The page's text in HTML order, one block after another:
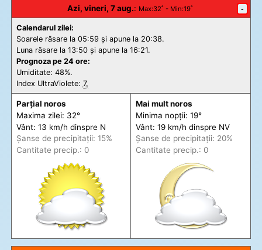
Azi, vineri, 7 aug.: Max:32˚ - Min:19˚ -
Calendarul zilei:
Soarele răsare la 05:59 și apune la 20:38.
Luna răsare la 13:50 și apune la 16:21.
Prognoza pe 24 ore:
Umiditate: 48%.
Index UltraViolete: 7.
Parțial noros
Maxima zilei: 32°
Vânt: 13 km/h dinspre N
Șanse de precipitații: 15%
Cantitate precip.: 0
Mai mult noros
Minima nopții: 19°
Vânt: 19 km/h dinspre NV
Șanse de precipitații: 20%
Cantitate precip.: 0